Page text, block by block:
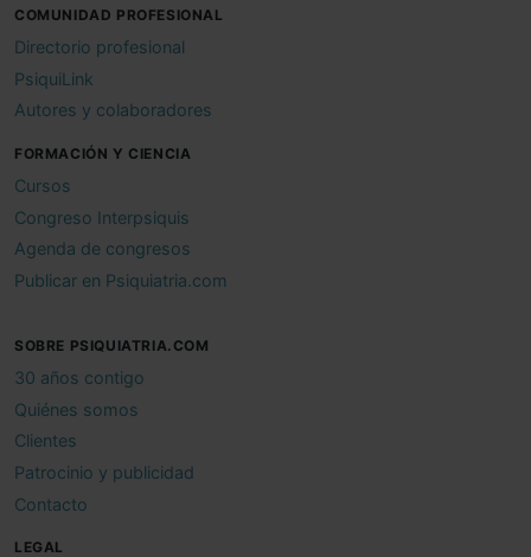
COMUNIDAD PROFESIONAL
Directorio profesional
PsiquiLink
Autores y colaboradores
FORMACIÓN Y CIENCIA
Cursos
Congreso Interpsiquis
Agenda de congresos
Publicar en Psiquiatria.com
SOBRE PSIQUIATRIA.COM
30 años contigo
Quiénes somos
Clientes
Patrocinio y publicidad
Contacto
LEGAL